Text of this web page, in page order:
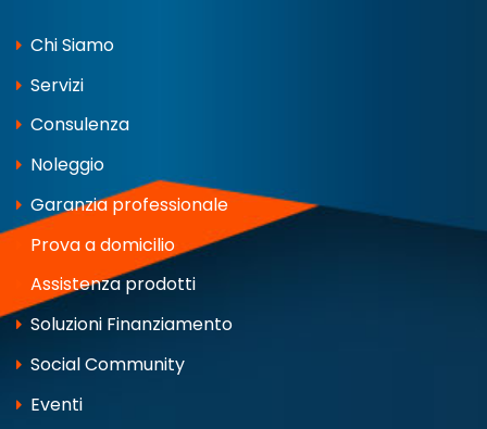
Chi Siamo
Servizi
Consulenza
Noleggio
Garanzia professionale
Prova a domicilio
Assistenza prodotti
Soluzioni Finanziamento
Social Community
Eventi